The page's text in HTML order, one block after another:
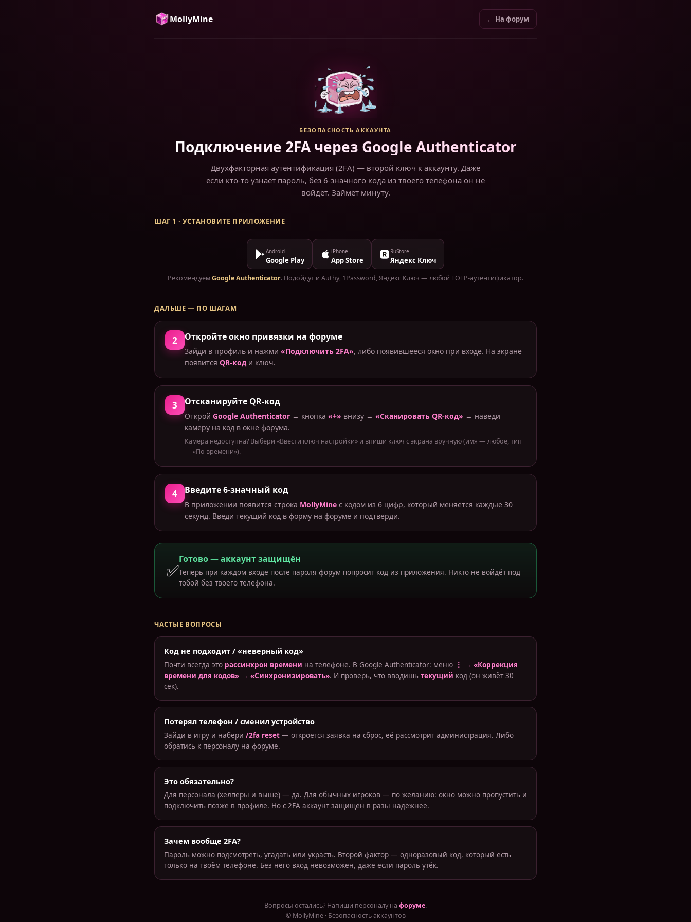
MollyMine ← На форум
БЕЗОПАСНОСТЬ АККАУНТА
Подключение 2FA через Google Authenticator
Двухфакторная аутентификация (2FA) — второй ключ к аккаунту. Даже
если кто-то узнает пароль, без 6-значного кода из твоего телефона он не
войдёт. Займёт минуту.
ШАГ 1 · УСТАНОВИТЕ ПРИЛОЖЕНИЕ
Android
Google Play
iPhone
App Store
RuStore
Яндекс Ключ
РекомендуемGoogle Authenticator. Подойдут и Authy, 1Password, Яндекс Ключ — любой TOTP-аутентификатор.
ДАЛЬШЕ — ПО ШАГАМ
2 Откройте окно привязки на форуме
Зайди в профиль и нажми «Подключить 2FA», либо появившееся окно при входе. На экране
появится QR-код и ключ.
3 Отсканируйте QR-код
Открой Google Authenticator → кнопка «+» внизу → «Сканировать QR-код» → наведи
камеру на код в окне форума.
Камера недоступна? Выбери «Ввести ключ настройки» и впиши ключ с экрана вручную (имя — любое, тип
— «По времени»).
4 Введите 6-значный код
В приложении появится строка MollyMine с кодом из 6 цифр, который меняется каждые 30
секунд. Введи текущий код в форму на форуме и подтверди.
✅
Готово — аккаунт защищён
Теперь при каждом входе после пароля форум попросит код из приложения. Никто не войдёт под
тобой без твоего телефона.
ЧАСТЫЕ ВОПРОСЫ
Код не подходит / «неверный код»
Почти всегда это рассинхрон времени на телефоне. В Google Authenticator: меню ⋮ → «Коррекция
времени для кодов» → «Синхронизировать». И проверь, что вводишь текущий код (он живёт 30
сек).
Потерял телефон / сменил устройство
Зайди в игру и набери /2fa reset — откроется заявка на сброс, её рассмотрит администрация. Либо
обратись к персоналу на форуме.
Это обязательно?
Для персонала (хелперы и выше) — да. Для обычных игроков — по желанию: окно можно пропустить и
подключить позже в профиле. Но с 2FA аккаунт защищён в разы надёжнее.
Зачем вообще 2FA?
Пароль можно подсмотреть, угадать или украсть. Второй фактор — одноразовый код, который есть
только на твоём телефоне. Без него вход невозможен, даже если пароль утёк.
Вопросы остались? Напиши персоналу на форуме.
© MollyMine · Безопасность аккаунтов